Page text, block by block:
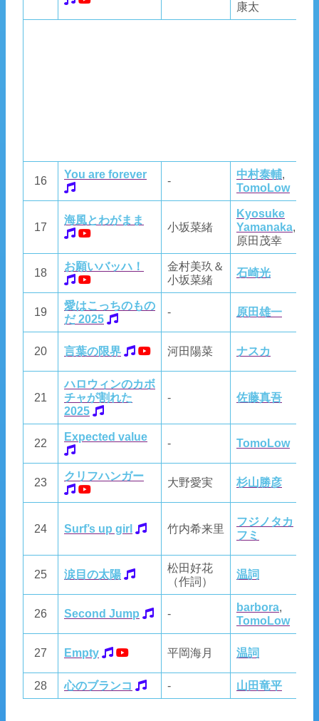
康太
16
You are forever
-
中村泰輔,
TomoLow
17
海風とわがまま
小坂菜緒
Kyosuke
Yamanaka,
原田茂幸
18
お願いバッハ！
金村美玖＆
小坂菜緒
石崎光
19
愛はこっちのもの
だ 2025
- 原田雄一
20 言葉の限界 河田陽菜 ナスカ
21
ハロウィンのカボ
チャが割れた
2025
- 佐藤真吾
22
Expected value
- TomoLow
23
クリフハンガー
大野愛実 杉山勝彦
24 Surf’s up girl 竹内希来里
フジノタカ
フミ
25 涙目の太陽
松田好花
（作詞）
温詞
26 Second Jump -
barbora,
TomoLow
27 Empty 平岡海月 温詞
28 心のブランコ - 山田竜平